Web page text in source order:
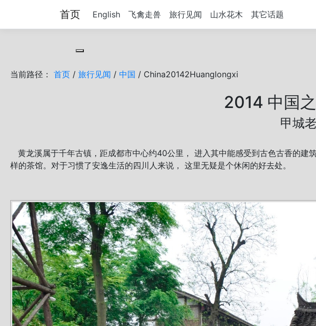
首页 English 飞禽走兽 旅行见闻 山水花木 其它话题
当前路径： 首页 / 旅行见闻 / 中国 / China20142Huanglongxi
2014 中国
甲城
黄龙溪属于千年古镇，距成都市中心约40公里， 进入其中能感受到古色古香的
样的茶馆。对于习惯了安逸生活的四川人来说， 这里无疑是个休闲的好去处。